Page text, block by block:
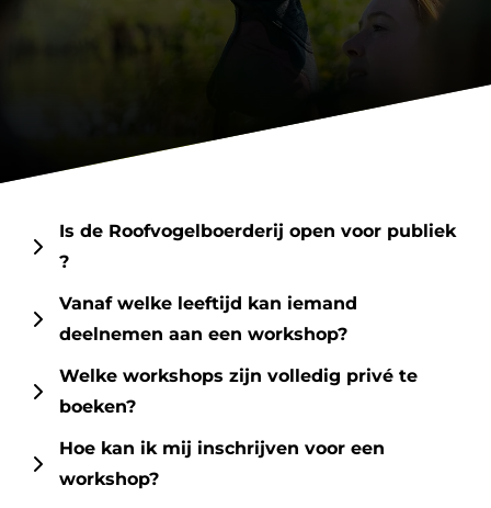
Is de Roofvogelboerderij open voor publiek
?
Helaas, wij zijn niet open op vaste tijden en
dagen. Door de werkzaamheden met de
roofvogels op locaties in heel het land is dit niet
mogelijk. Enkel tijdens deelname aan activiteiten
Vanaf welke leeftijd kan iemand
deelnemen aan een workshop?
Bij de workshops hanteren wij een minimale
leeftijd van 12 jaar.
Welke workshops zijn volledig privé te
boeken?
DeVIP Workshopen en hetOuder&Kind
volledig privé. De workshops kunnen in overleg
Hoe kan ik mij inschrijven voor een
workshop?